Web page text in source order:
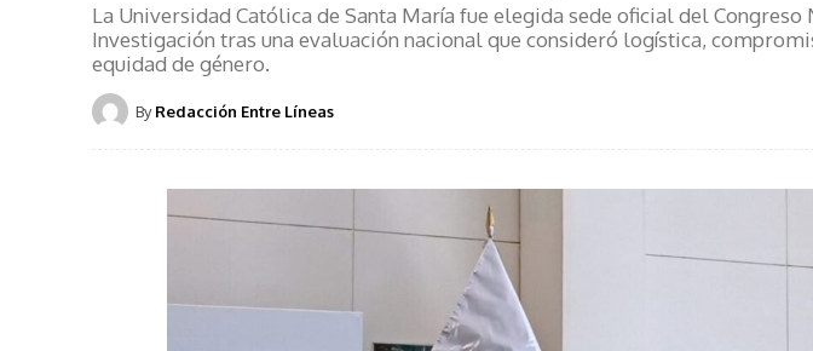
La Universidad Católica de Santa María fue elegida sede oficial del
Investigación tras una evaluación nacional que consideró logística,
equidad de género.
By Redacción Entre Líneas